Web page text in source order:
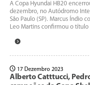
A Copa Hyundai HB20
dezembro, no Autódromo
São Paulo (SP). Marcus Índio
Leo Martins confirmou o
17 Dezembro 2023
Alberto Catttucci,